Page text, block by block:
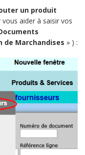
un produit
vous aider à saisir vos
de Marchandises » ) :